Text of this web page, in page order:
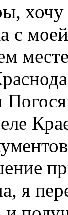
хочу
с
я